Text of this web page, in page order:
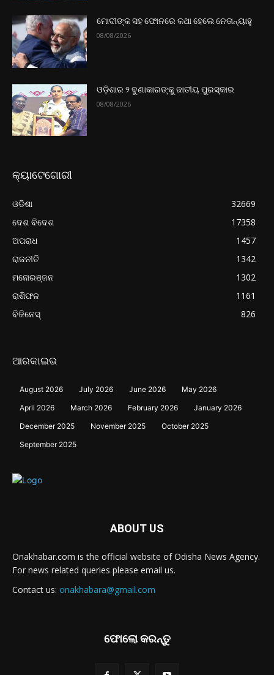
ମୋଦୀଙ୍କ ସହ ଫୋନରେ କଥା ହେଲେ ନେତାନ୍ୟାହୁ
08/08/2026
ଓଡ଼ିଶାର ୨ ବୁଣାକାରଙ୍କୁ ଜାତୀୟ ପୁରସ୍କାର
08/08/2026
କ୍ୟାଟେଗୋରୀ
ଓଡିଶା
32669
ଦେଶ ବିଦେଶ
17358
ଅପରାଧ
1457
ରାଜନୀତି
1342
ମନୋରଞ୍ଜନ
1302
ରାଶିଫଳ
1161
ବିଜିନେସ୍
826
ଆରକାଇଭ
August 2026 July 2026 June 2026
May 2026
April 2026
March 2026 February 2026
January 2026
December 2025
November 2025
October 2025
September 2025
ABOUT US
Onakhabar.com is the official website of Odisha News Agency.
For news related queries please email us.
Contact us: onakhabara@gmail.com
ଫୋଲୋ କରନ୍ତୁ